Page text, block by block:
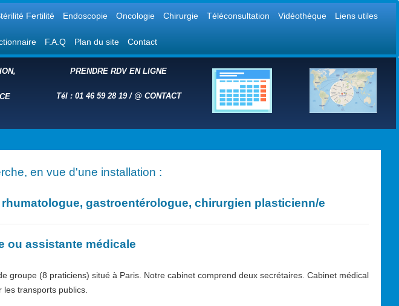
Fertilité Endoscopie Oncologie Chirurgie Téléconsultation Vidéothèque Liens utiles
F.A.Q Plan du site Contact
PRENDRE RDV EN LIGNE
Tél : 01 46 59 28 19 / @ CONTACT
en vue d'une installation :
gastroentérologue, chirurgien plasticienn/e
ou assistante médicale
(8 praticiens) situé à Paris. Notre cabinet comprend deux secrétaires. Cabinet médical
les transports publics.